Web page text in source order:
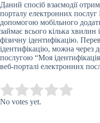
Даний спосіб взаємодії
порталу електронних
допомогою мобільного
займає всього кілька
фізичну ідентифікацію.
ідентифікацію, можна через
послугою “Моя
веб-порталі електронних
Rate this item:
No votes yet.